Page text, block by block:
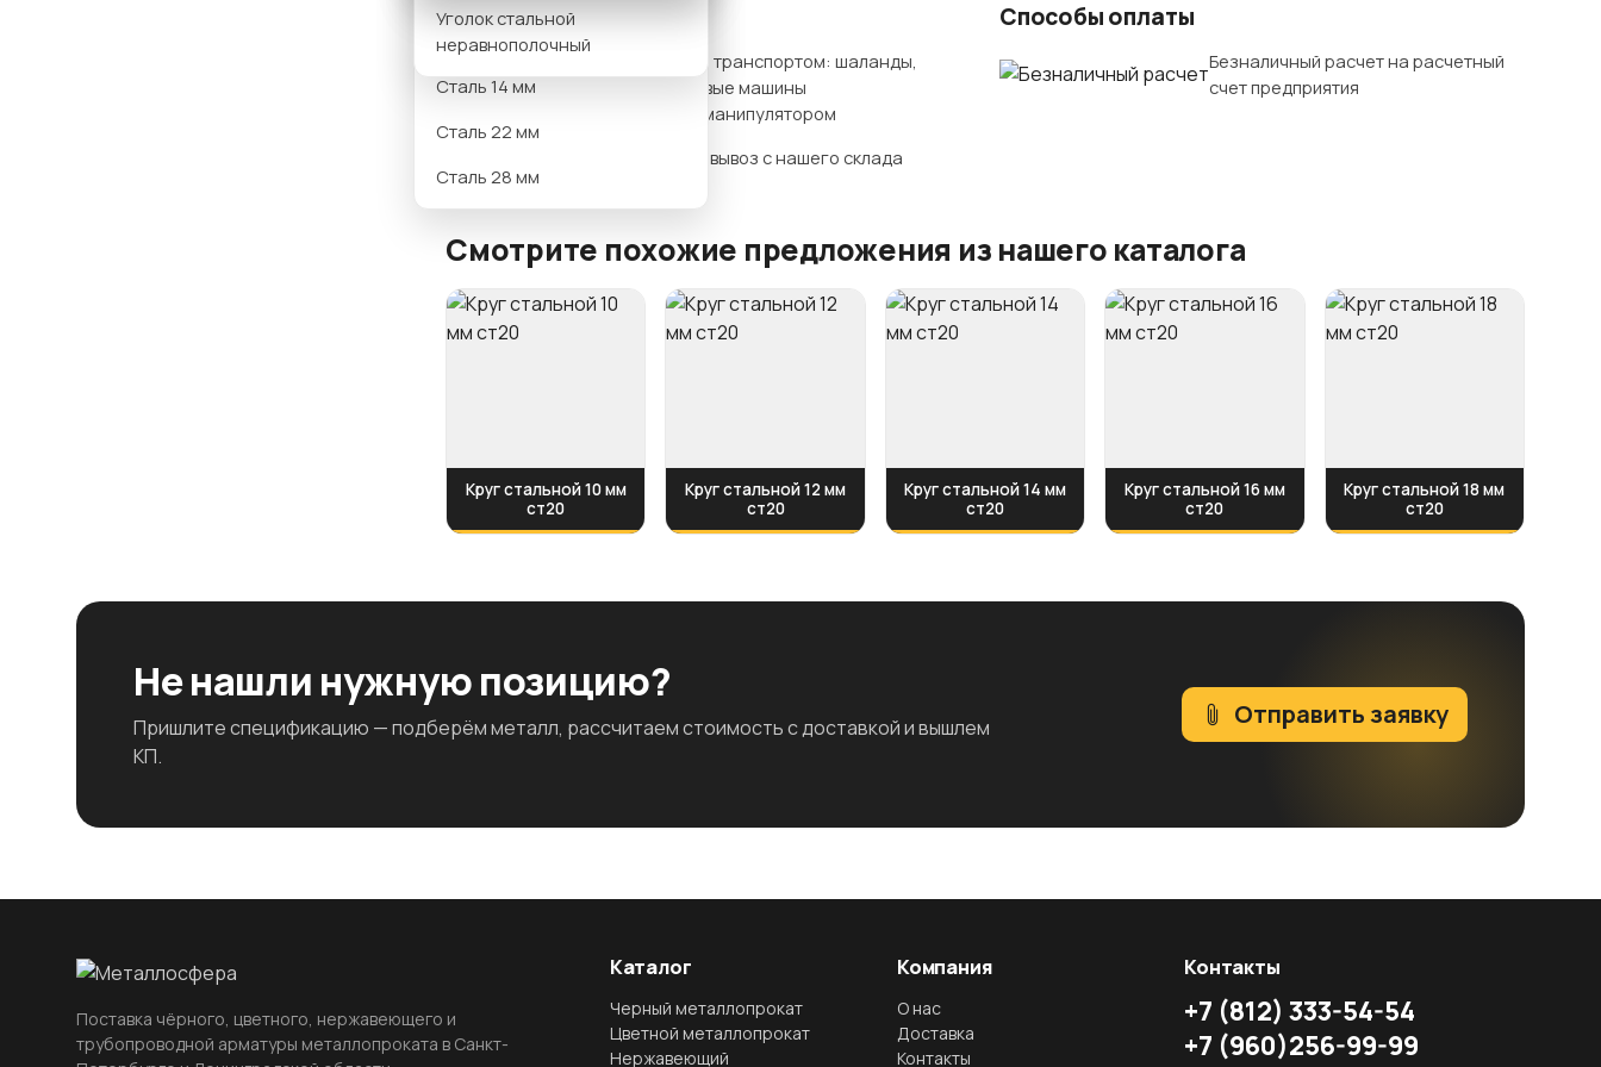
Сталь 12 мм
Сталь 14 мм
Сталь 22 мм
Сталь 28 мм
Уголок стальной
неравнополочный
Варианты доставки
Нашим транспортом: шаланды,
бортовые машины
гидроманипулятором
Самовывоз с нашего склада
Способы оплаты
Безналичный расчет на расчетный
счет предприятия
Смотрите похожие предложения из нашего каталога
Круг стальной 10 мм
ст20
Круг стальной 12 мм
ст20
Круг стальной 14 мм
ст20
Круг стальной 16 мм
ст20
Круг стальной 18 мм
ст20
Не нашли нужную позицию?
Пришлите спецификацию — подберём металл, рассчитаем стоимость с доставкой и вышлем
КП.
Отправить заявку
Поставка чёрного, цветного, нержавеющего и
трубопроводной арматуры металлопроката в Санкт-
Каталог
Черный металлопрокат
Цветной металлопрокат
Нержавеющий
Компания
О нас
Доставка
Контакты
Контакты
+7 (812) 333-54-54
+7 (960)256-99-99